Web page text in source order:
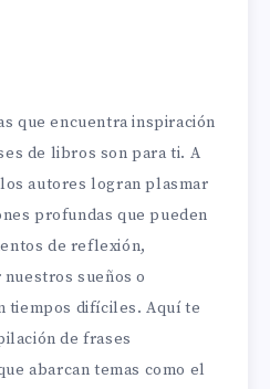
que encuentra inspiración
de libros son para ti. A
autores logran plasmar
profundas que pueden
de reflexión,
sueños o
tiempos difíciles. Aquí te
de frases
abarcan temas como el